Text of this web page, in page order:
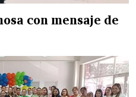
con mensaje de